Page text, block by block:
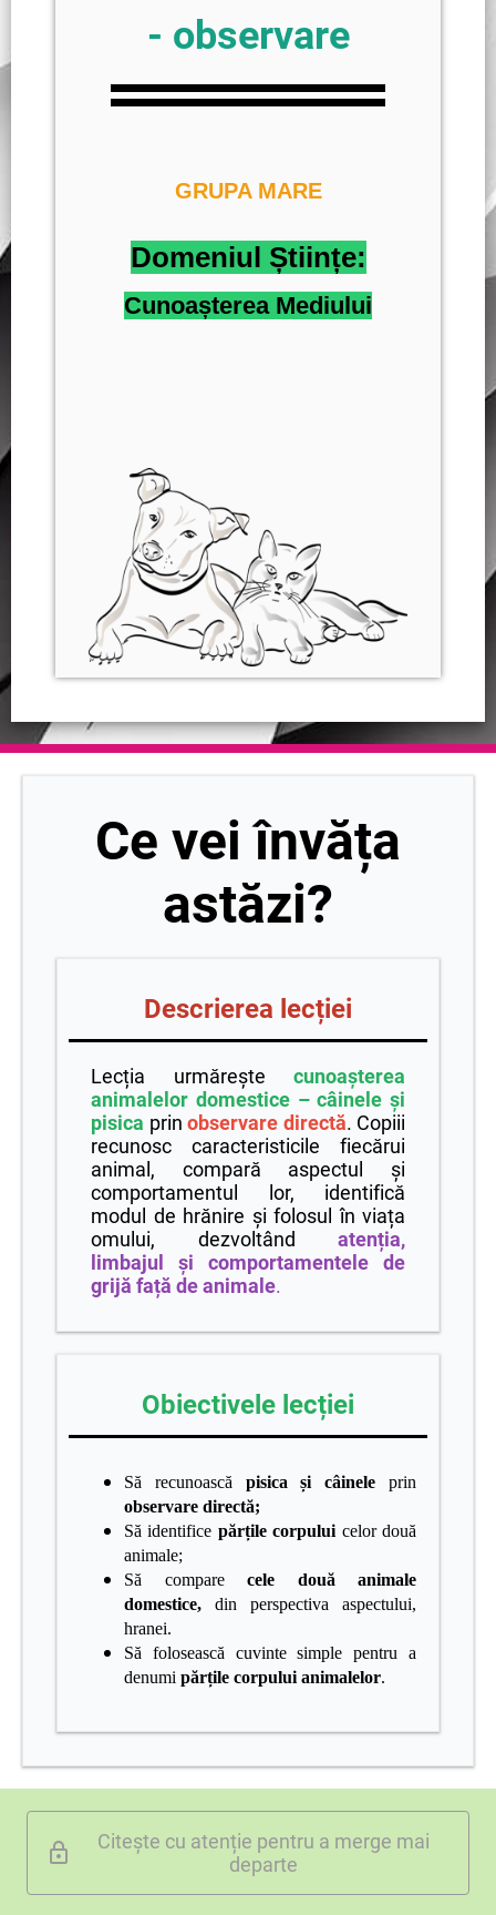
- observare
GRUPA MARE
Domeniul Științe:
Cunoașterea Mediului
Ce vei învăța
astăzi?
Descrierea lecției
Lecția urmărește cunoașterea
animalelor domestice – câinele și
pisica prin observare directă. Copiii
recunosc caracteristicile fiecărui
animal, compară aspectul și
comportamentul lor, identifică
modul de hrănire și folosul în viața
omului, dezvoltând atenția,
limbajul și comportamentele de
grijă față de animale.
Obiectivele lecției
Să recunoască pisica și câinele prin
observare directă;
Să identifice părțile corpului celor două
animale;
Să compare cele două animale
domestice, din perspectiva aspectului,
hranei.
Să folosească cuvinte simple pentru a
denumi părțile corpului animalelor.
Citește cu atenție pentru a merge mai
departe